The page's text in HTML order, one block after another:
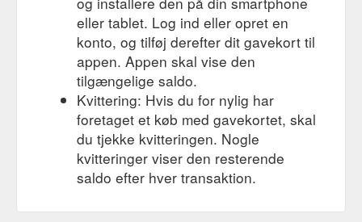
eller tablet. Log ind eller opret en
konto, og tilføj derefter dit gavekort til
appen. Appen skal vise den
tilgængelige saldo.
Kvittering: Hvis du for nylig har
foretaget et køb med gavekortet, skal
du tjekke kvitteringen. Nogle
kvitteringer viser den resterende
saldo efter hver transaktion.